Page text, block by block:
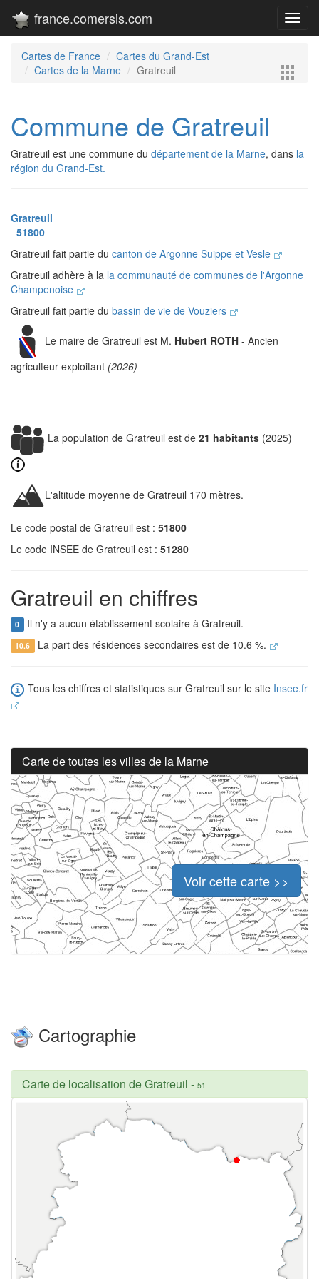
france.comersis.com
Cartes de France
Cartes du Grand-Est
Cartes de la Marne
Gratreuil
Commune de Gratreuil
Gratreuil est une commune du département de la Marne, dans la
région du Grand-Est.
Gratreuil
51800
Gratreuil fait partie du canton de Argonne Suippe et Vesle
Gratreuil adhère à la la communauté de communes de l'Argonne
Champenoise
Gratreuil fait partie du bassin de vie de Vouziers
Le maire de Gratreuil est M. Hubert ROTH - Ancien
agriculteur exploitant (2026)
La population de Gratreuil est de 21 habitants (2025)
L'altitude moyenne de Gratreuil 170 mètres.
Le code postal de Gratreuil est : 51800
Le code INSEE de Gratreuil est : 51280
Gratreuil en chiffres
0 Il n'y a aucun établissement scolaire à Gratreuil.
10.6 La part des résidences secondaires est de 10.6 %.
Tous les chiffres et statistiques sur Gratreuil sur le site Insee.fr
Carte de toutes les villes de la Marne
Voir cette carte >>
Cartographie
Carte de localisation de Gratreuil - 51